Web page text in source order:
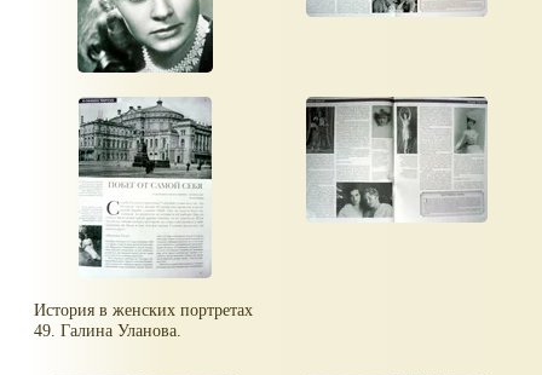
История в женских портретах
49. Галина Уланова.